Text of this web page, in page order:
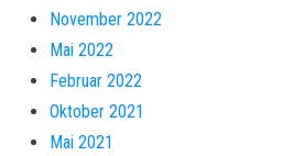
November 2022
Mai 2022
Februar 2022
Oktober 2021
Mai 2021